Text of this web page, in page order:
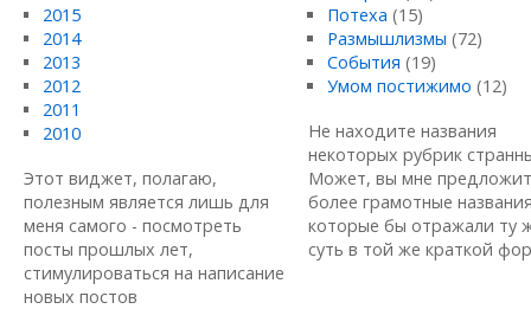
2015
2014
2013
2012
2011
2010
Этот виджет, полагаю,
полезным является лишь для
меня самого - посмотреть
посты прошлых лет,
стимулироваться на написание
новых постов
Потеха (15)
Размышлизмы (72)
События (19)
Умом постижимо (12)
Не находите названия
некоторых рубрик
Может, вы мне
более грамотные
которые бы отражали ту
суть в той же краткой